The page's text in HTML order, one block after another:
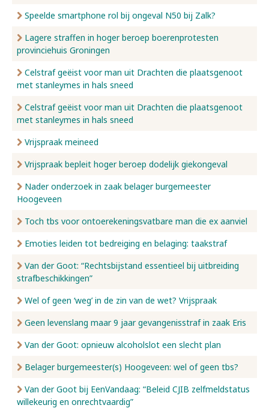
Speelde smartphone rol bij ongeval N50 bij Zalk?
Lagere straffen in hoger beroep boerenprotesten
provinciehuis Groningen
Celstraf geëist voor man uit Drachten die plaatsgenoot
met stanleymes in hals sneed
Celstraf geëist voor man uit Drachten die plaatsgenoot
met stanleymes in hals sneed
Vrijspraak meineed
Vrijspraak bepleit hoger beroep dodelijk giekongeval
Nader onderzoek in zaak belager burgemeester
Hoogeveen
Toch tbs voor ontoerekeningsvatbare man die ex aanviel
Emoties leiden tot bedreiging en belaging: taakstraf
Van der Goot: “Rechtsbijstand essentieel bij uitbreiding
strafbeschikkingen”
Wel of geen ‘weg’ in de zin van de wet? Vrijspraak
Geen levenslang maar 9 jaar gevangenisstraf in zaak Eris
Van der Goot: opnieuw alcoholslot een slecht plan
Belager burgemeester(s) Hoogeveen: wel of geen tbs?
Van der Goot bij EenVandaag: “Beleid CJIB zelfmeldstatus
willekeurig en onrechtvaardig”